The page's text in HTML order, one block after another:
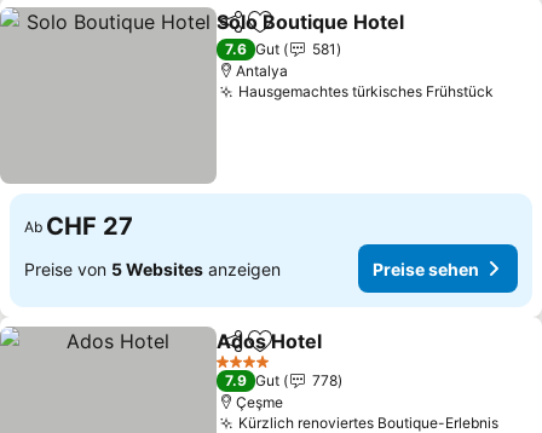
TeilenZu Favoriten hinzufügen
Solo Boutique Hotel
7.6 Gut
581
Antalya
Hausgemachtes türkisches Frühstück
Ab CHF 27
Preise von 5 Websites anzeigen Preise sehen
TeilenZu Favoriten hinzufügen
Ados Hotel
4 Sterne
7.9 Gut
778
Çeşme
Kürzlich renoviertes Boutique-Erlebnis